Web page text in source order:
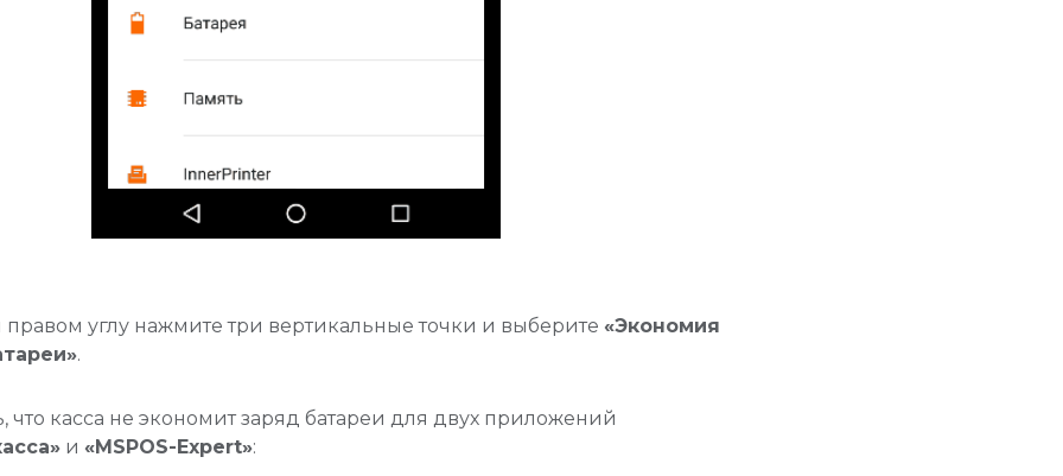
углу нажмите три вертикальные точки и выберите «Экономия
.
что касса не экономит заряд батареи для двух приложений
и «MSPOS-Expert»: